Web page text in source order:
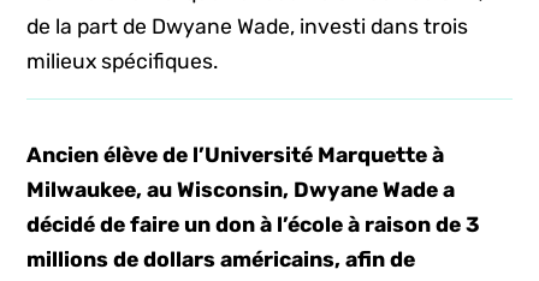
de la part de Dwyane Wade, investi dans trois
milieux spécifiques.
Ancien élève de l’Université Marquette à
Milwaukee, au Wisconsin, Dwyane Wade a
décidé de faire un don à l’école à raison de 3
millions de dollars américains, afin de